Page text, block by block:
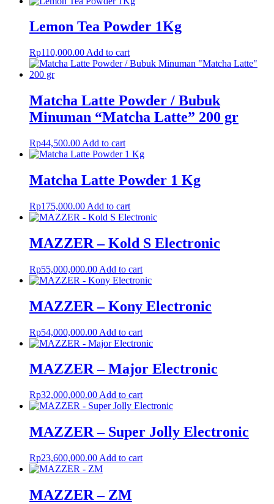
Lemon Tea Powder 1Kg
Rp110,000.00 Add to cart
Matcha Latte Powder / Bubuk
Minuman “Matcha Latte” 200 gr
Rp44,500.00 Add to cart
Matcha Latte Powder 1 Kg
Rp175,000.00 Add to cart
MAZZER – Kold S Electronic
Rp55,000,000.00 Add to cart
MAZZER – Kony Electronic
Rp54,000,000.00 Add to cart
MAZZER – Major Electronic
Rp32,000,000.00 Add to cart
MAZZER – Super Jolly Electronic
Rp23,600,000.00 Add to cart
MAZZER – ZM